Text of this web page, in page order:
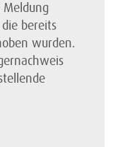
Meldung
bereits
wurden.